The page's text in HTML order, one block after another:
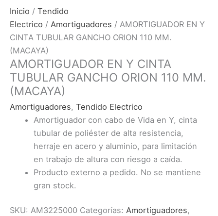
Inicio / Tendido
Electrico / Amortiguadores / AMORTIGUADOR EN Y
CINTA TUBULAR GANCHO ORION 110 MM.
(MACAYA)
AMORTIGUADOR EN Y CINTA
TUBULAR GANCHO ORION 110 MM.
(MACAYA)
Amortiguadores, Tendido Electrico
Amortiguador con cabo de Vida en Y, cinta
tubular de poliéster de alta resistencia,
herraje en acero y aluminio, para limitación
en trabajo de altura con riesgo a caída.
Producto externo a pedido. No se mantiene
gran stock.
SKU: AM3225000 Categorías: Amortiguadores,